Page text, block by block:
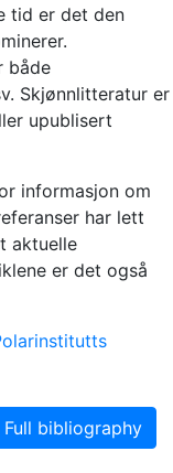
tid er det den
både
Skjønnlitteratur er
upublisert
informasjon om
har lett
aktuelle
er det også
Full bibliography